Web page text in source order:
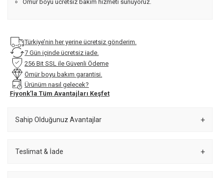
Ömür boyu ücretsiz bakım hizmeti sunuyoruz.
Türkiye’nin her yerine ücretsiz gönderim.
7 Gün içinde ücretsiz iade.
256 Bit SSL ile Güvenli Ödeme
Ömür boyu bakım garantisi.
Ürünüm nasıl gelecek?
Fiyonk’la Tüm Avantajları Keşfet
Sahip Olduğunuz Avantajlar
Teslimat & İade